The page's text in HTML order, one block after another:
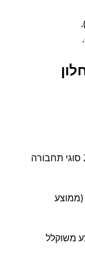
במסלול מברן ללוצרן נרשמו נסיעות ב־2 סוגי תחבורה
שעות–1.5 שעות (ממוצע
₪ (ממוצע משוקלל